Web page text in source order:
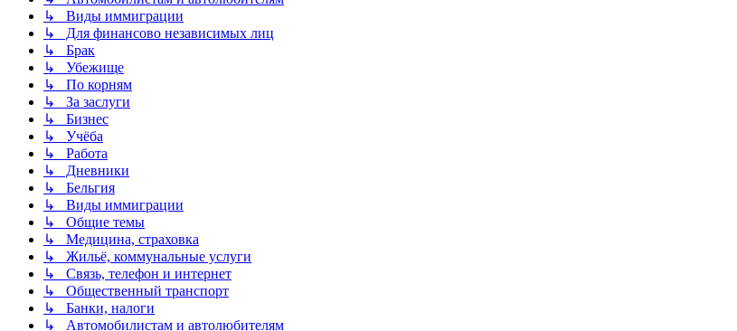
↳ Виды иммиграции
↳ Для финансово независимых лиц
↳ Брак
↳ Убежище
↳ По корням
↳ За заслуги
↳ Бизнес
↳ Учёба
↳ Работа
↳ Дневники
↳ Бельгия
↳ Виды иммиграции
↳ Общие темы
↳ Медицина, страховка
↳ Жильё, коммунальные услуги
↳ Связь, телефон и интернет
↳ Общественный транспорт
↳ Банки, налоги
↳ Автомобилистам и автолюбителям